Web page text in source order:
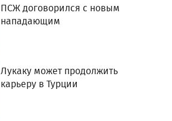
ПСЖ договорился с новым
нападающим
Лукаку может продолжить
карьеру в Турции